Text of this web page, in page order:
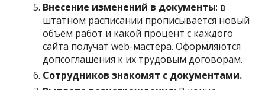
Внесение изменений в документы: в
штатном расписании прописывается новый
объем работ и какой процент с каждого
сайта получат web-мастера. Оформляются
допсоглашения к их трудовым договорам.
Сотрудников знакомят с документами.